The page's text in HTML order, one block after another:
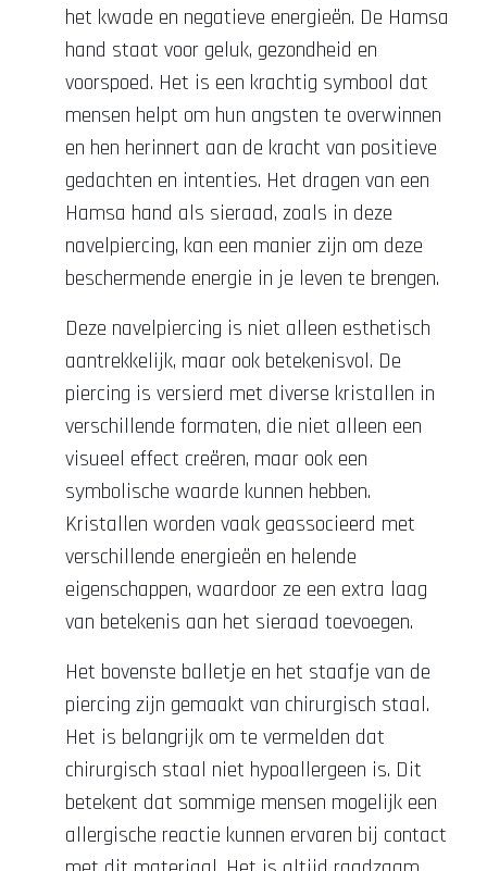
het kwade en negatieve energieën. De Hamsa
hand staat voor geluk, gezondheid en
voorspoed. Het is een krachtig symbool dat
mensen helpt om hun angsten te overwinnen
en hen herinnert aan de kracht van positieve
gedachten en intenties. Het dragen van een
Hamsa hand als sieraad, zoals in deze
navelpiercing, kan een manier zijn om deze
beschermende energie in je leven te brengen.
Deze navelpiercing is niet alleen esthetisch
aantrekkelijk, maar ook betekenisvol. De
piercing is versierd met diverse kristallen in
verschillende formaten, die niet alleen een
visueel effect creëren, maar ook een
symbolische waarde kunnen hebben.
Kristallen worden vaak geassocieerd met
verschillende energieën en helende
eigenschappen, waardoor ze een extra laag
van betekenis aan het sieraad toevoegen.
Het bovenste balletje en het staafje van de
piercing zijn gemaakt van chirurgisch staal.
Het is belangrijk om te vermelden dat
chirurgisch staal niet hypoallergeen is. Dit
betekent dat sommige mensen mogelijk een
allergische reactie kunnen ervaren bij contact